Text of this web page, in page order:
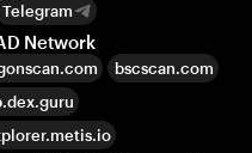
Telegram
Network
bscscan.com